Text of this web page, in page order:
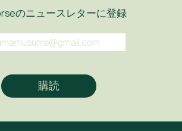
のニュースレターに登録